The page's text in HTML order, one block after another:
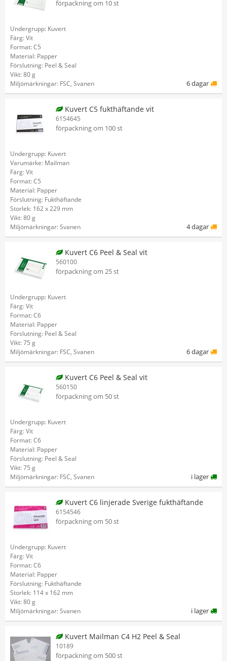
förpackning om 10 st
Undergrupp: Kuvert
Färg: Vit
Format: C5
Material: Papper
Förslutning: Peel & Seal
Vikt: 80 g
Miljömärkningar: FSC, Svanen
6 dagar
Kuvert C5 fukthäftande vit
6154645
förpackning om 100 st
Undergrupp: Kuvert
Varumärke: Mailman
Färg: Vit
Format: C5
Material: Papper
Förslutning: Fukthäftande
Storlek: 162 x 229 mm
Vikt: 80 g
Miljömärkningar: Svanen
4 dagar
Kuvert C6 Peel & Seal vit
560100
förpackning om 25 st
Undergrupp: Kuvert
Färg: Vit
Format: C6
Material: Papper
Förslutning: Peel & Seal
Vikt: 75 g
Miljömärkningar: FSC, Svanen
6 dagar
Kuvert C6 Peel & Seal vit
560150
förpackning om 50 st
Undergrupp: Kuvert
Färg: Vit
Format: C6
Material: Papper
Förslutning: Peel & Seal
Vikt: 75 g
Miljömärkningar: FSC, Svanen
i lager
Kuvert C6 linjerade Sverige fukthäftande
6154546
förpackning om 50 st
Undergrupp: Kuvert
Färg: Vit
Format: C6
Material: Papper
Förslutning: Fukthäftande
Storlek: 114 x 162 mm
Vikt: 80 g
Miljömärkningar: Svanen
i lager
Kuvert Mailman C4 H2 Peel & Seal
10189
förpackning om 500 st